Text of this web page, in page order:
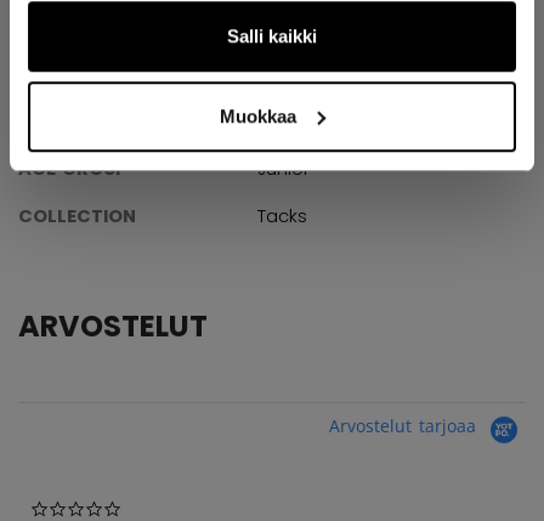
Salli kaikki
Muokkaa
TEKNISET TIEDOT
TUNNUS
HT70C-JR
191520440350
AGE GROUP
Junior
COLLECTION
Tacks
ARVOSTELUT
Arvostelut tarjoaa